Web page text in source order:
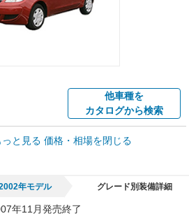
他車種を
カタログから検索
車買取相場
と見る 価格・相場を閉じる
年モデル グレード別装備詳細
年11月発売終了